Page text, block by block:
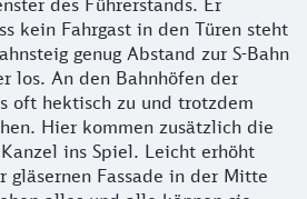
kein Fahrgast in den Türen steht
genug Abstand zur S-Bahn
los. An den Bahnhöfen der
oft hektisch zu und trotzdem
Hier kommen zusätzlich die
ins Spiel. Leicht erhöht
gläsernen Fassade in der Mitte